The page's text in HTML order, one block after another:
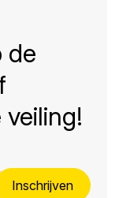
de
Inschrijven